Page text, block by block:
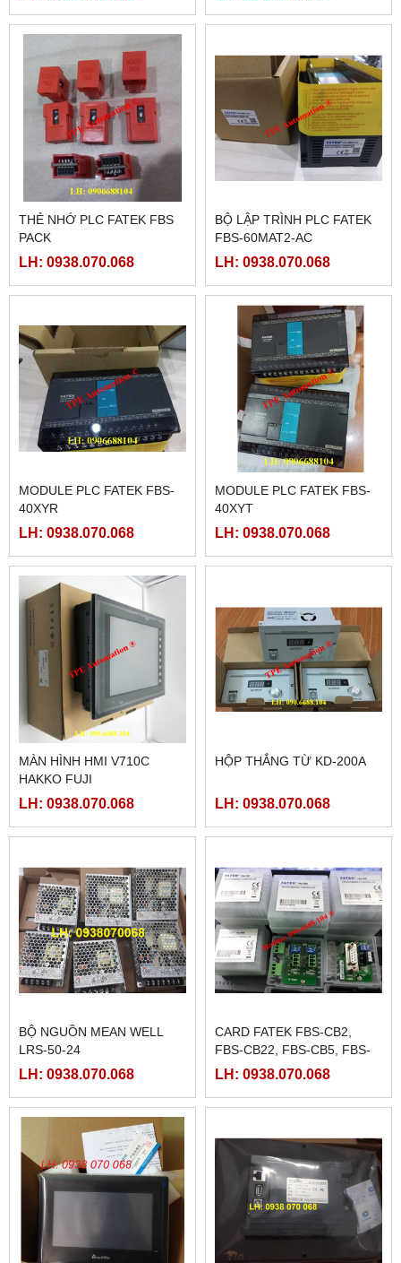
THẺ NHỚ PLC FATEK FBS
PACK
LH: 0938.070.068
BỘ LẬP TRÌNH PLC FATEK
FBS-60MAT2-AC
LH: 0938.070.068
MODULE PLC FATEK FBS-
40XYR
LH: 0938.070.068
MODULE PLC FATEK FBS-
40XYT
LH: 0938.070.068
MÀN HÌNH HMI V710C
HAKKO FUJI
LH: 0938.070.068
HỘP THẮNG TỪ KD-200A
LH: 0938.070.068
BỘ NGUỒN MEAN WELL
LRS-50-24
LH: 0938.070.068
CARD FATEK FBS-CB2,
FBS-CB22, FBS-CB5, FBS-
CB25, FBS-CB55
LH: 0938.070.068